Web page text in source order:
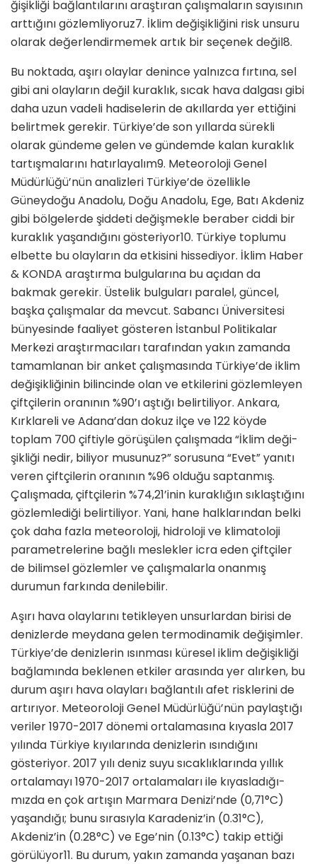
ğişikliği bağlantılarını araştıran çalışmaların sayısının
arttığını gözlemliyoruz7. İklim değişikliğini risk unsu­ru
olarak değerlendirmemek artık bir seçenek değil8.
Bu noktada, aşırı olaylar denince yalnızca fırtına, sel
gibi ani olayların değil kuraklık, sıcak hava dal­gası gibi
daha uzun vadeli hadiselerin de akıllarda yer ettiğini
belirtmek gerekir. Türkiye’de son yıllar­da sürekli
olarak gündeme gelen ve gündemde ka­lan kuraklık
tartışmalarını hatırlayalım9. Meteoroloji Genel
Müdürlüğü’nün analizleri Türkiye’de özellik­le
Güneydoğu Anadolu, Doğu Anadolu, Ege, Batı Akdeniz
gibi bölgelerde şiddeti değişmekle beraber ciddi bir
kuraklık yaşandığını gösteriyor10. Türkiye toplumu
elbette bu olayların da etkisini hissediyor. İklim Haber
& KONDA araştırma bulgularına bu açıdan da
bakmak gerekir. Üstelik bulguları paralel, güncel,
başka çalışmalar da mevcut. Sabancı Üniver­sitesi
bünyesinde faaliyet gösteren İstanbul Politika­lar
Merkezi araştırmacıları tarafından yakın zamanda
tamamlanan bir anket çalışmasında Türkiye’de iklim
değişikliğinin bilincinde olan ve etkilerini gözlemle­yen
çiftçilerin oranının %90’ı aştığı belirtiliyor. Anka­ra,
Kırklareli ve Adana’dan dokuz ilçe ve 122 köyde
toplam 700 çiftiyle görüşülen çalışmada “İklim deği­
şikliği nedir, biliyor musunuz?” sorusuna “Evet” ya­nıtı
veren çiftçilerin oranının %96 olduğu saptanmış.
Çalışmada, çiftçilerin %74,21’inin kuraklığın sıklaştı­ğını
gözlemlediği belirtiliyor. Yani, hane halklarından belki
çok daha fazla meteoroloji, hidroloji ve klima­toloji
parametrelerine bağlı meslekler icra eden çift­çiler
de bilimsel gözlemler ve çalışmalarla onanmış
durumun farkında denilebilir.
Aşırı hava olaylarını tetikleyen unsurlardan birisi de
denizlerde meydana gelen termodinamik değişimler.
Türkiye’de denizlerin ısınması küresel iklim değişik­liği
bağlamında beklenen etkiler arasında yer alırken, bu
durum aşırı hava olayları bağlantılı afet risklerini de
artırıyor. Meteoroloji Genel Müdürlüğü’nün pay­laştığı
veriler 1970-2017 dönemi ortalamasına kıyasla 2017
yılında Türkiye kıyılarında denizlerin ısındığını
gösteriyor. 2017 yılı deniz suyu sıcaklıklarında yıllık
ortalamayı 1970-2017 ortalamaları ile kıyasladığı­
mızda en çok artışın Marmara Denizi’nde (0,71°C)
yaşandığı; bunu sırasıyla Karadeniz’in (0.31°C),
Akdeniz’in (0.28°C) ve Ege’nin (0.13°C) takip ettiği
görülüyor11. Bu durum, yakın zamanda yaşanan bazı